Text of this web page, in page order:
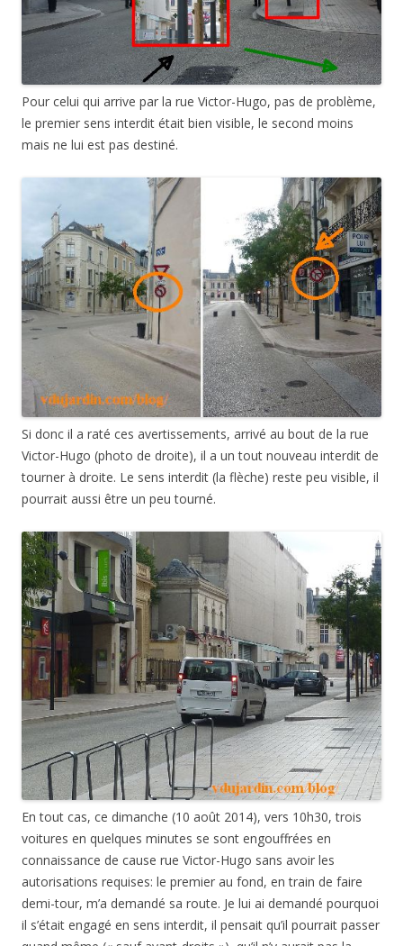
Pour celui qui arrive par la rue Victor-Hugo, pas de problème,
le premier sens interdit était bien visible, le second moins
mais ne lui est pas destiné.
Si donc il a raté ces avertissements, arrivé au bout de la rue
Victor-Hugo (photo de droite), il a un tout nouveau interdit de
tourner à droite. Le sens interdit (la flèche) reste peu visible, il
pourrait aussi être un peu tourné.
En tout cas, ce dimanche (10 août 2014), vers 10h30, trois
voitures en quelques minutes se sont engouffrées en
connaissance de cause rue Victor-Hugo sans avoir les
autorisations requises: le premier au fond, en train de faire
demi-tour, m’a demandé sa route. Je lui ai demandé pourquoi
il s’était engagé en sens interdit, il pensait qu’il pourrait passer